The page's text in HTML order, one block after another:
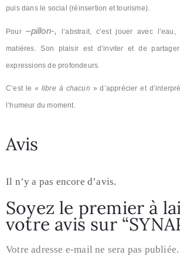
puis dans le social (réinsertion et tourisme).
Pour–pillon-, l’abstrait, c’est jouer avec
matières. Son plaisir est d’inviter et de
expressions de profondeurs.
C’est le « libre à chacun » d’apprécier et
l’humeur du moment.
Avis
Il n’y a pas encore d’avis.
Soyez le premier à
votre avis sur
Votre adresse e-mail ne sera pas publiée.